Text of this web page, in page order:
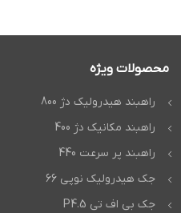
محصولات ویژه
راهبند هیدرولیک دژ 800
راهبند مکانیک دژ 400
راهبند پر سرعت 440
جک هیدرولیک نوپی 66
جک بی اف تی P4.5